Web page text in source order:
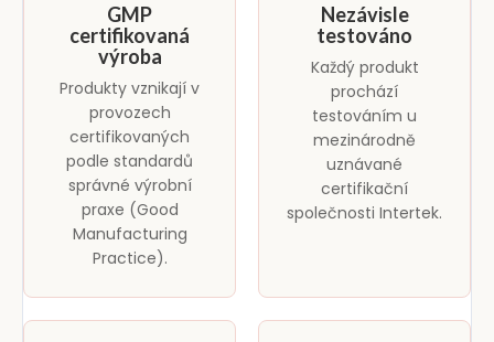
GMP
certifikovaná
výroba
Produkty vznikají v
provozech
certifikovaných
podle standardů
správné výrobní
praxe (Good
Manufacturing
Practice).
Nezávisle
testováno
Každý produkt
prochází
testováním u
mezinárodně
uznávané
certifikační
společnosti Intertek.